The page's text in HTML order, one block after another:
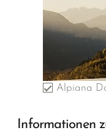
Alpiana
Informationen